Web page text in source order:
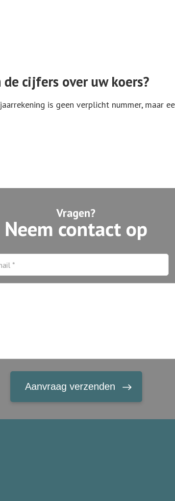
cijfers over uw koers?
is geen verplicht nummer, maar
Vragen?
Neem contact op